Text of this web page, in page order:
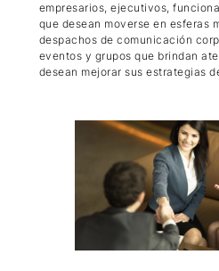
empresarios, ejecutivos,
que desean moverse en esferas
despachos de comunicación
eventos y grupos que brindan
desean mejorar sus estrategias